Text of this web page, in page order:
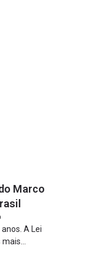
Marco
A Lei
mais